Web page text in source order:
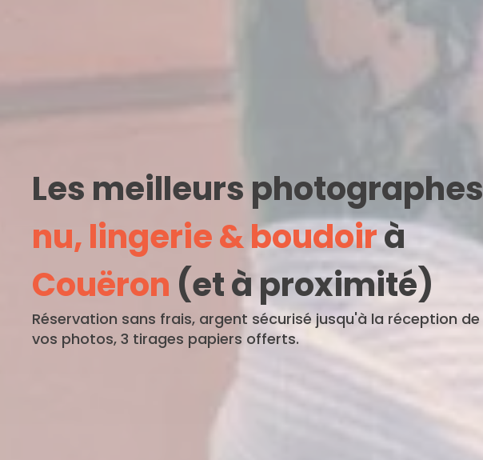
Les meilleurs photographes
nu, lingerie & boudoirà
Couëron (et à proximité)
Réservation sans frais, argent sécurisé jusqu'à la réception de
vos photos, 3 tirages papiers offerts.